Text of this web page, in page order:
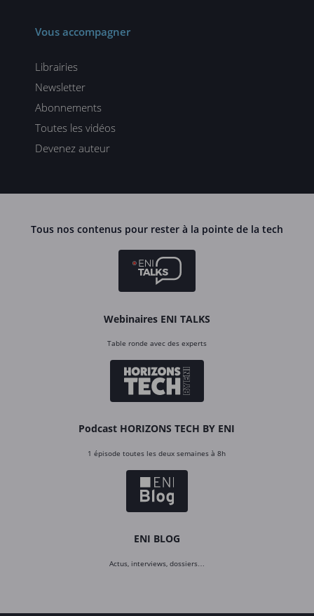
Vous accompagner
Librairies
Newsletter
Abonnements
Toutes les vidéos
Devenez auteur
Tous nos contenus pour rester à la pointe de la tech
Webinaires ENI TALKS
Table ronde avec des experts
Podcast HORIZONS TECH BY ENI
1 épisode toutes les deux semaines à 8h
ENI BLOG
Actus, interviews, dossiers…